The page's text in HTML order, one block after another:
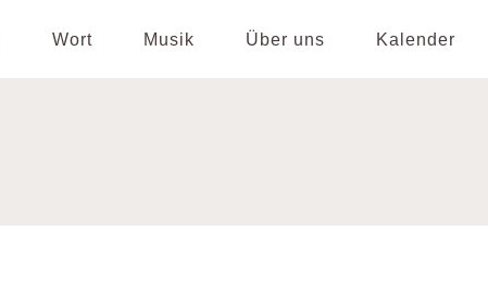
Wort Musik Über uns Kalender